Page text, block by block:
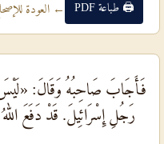
🖨 طباعة PDF ← العودة
فَأَجَابَ صَاحِبُهُ وَقَالَ:
رَجُلِ إِسْرَائِيلَ. قَدْ دَفَعَ